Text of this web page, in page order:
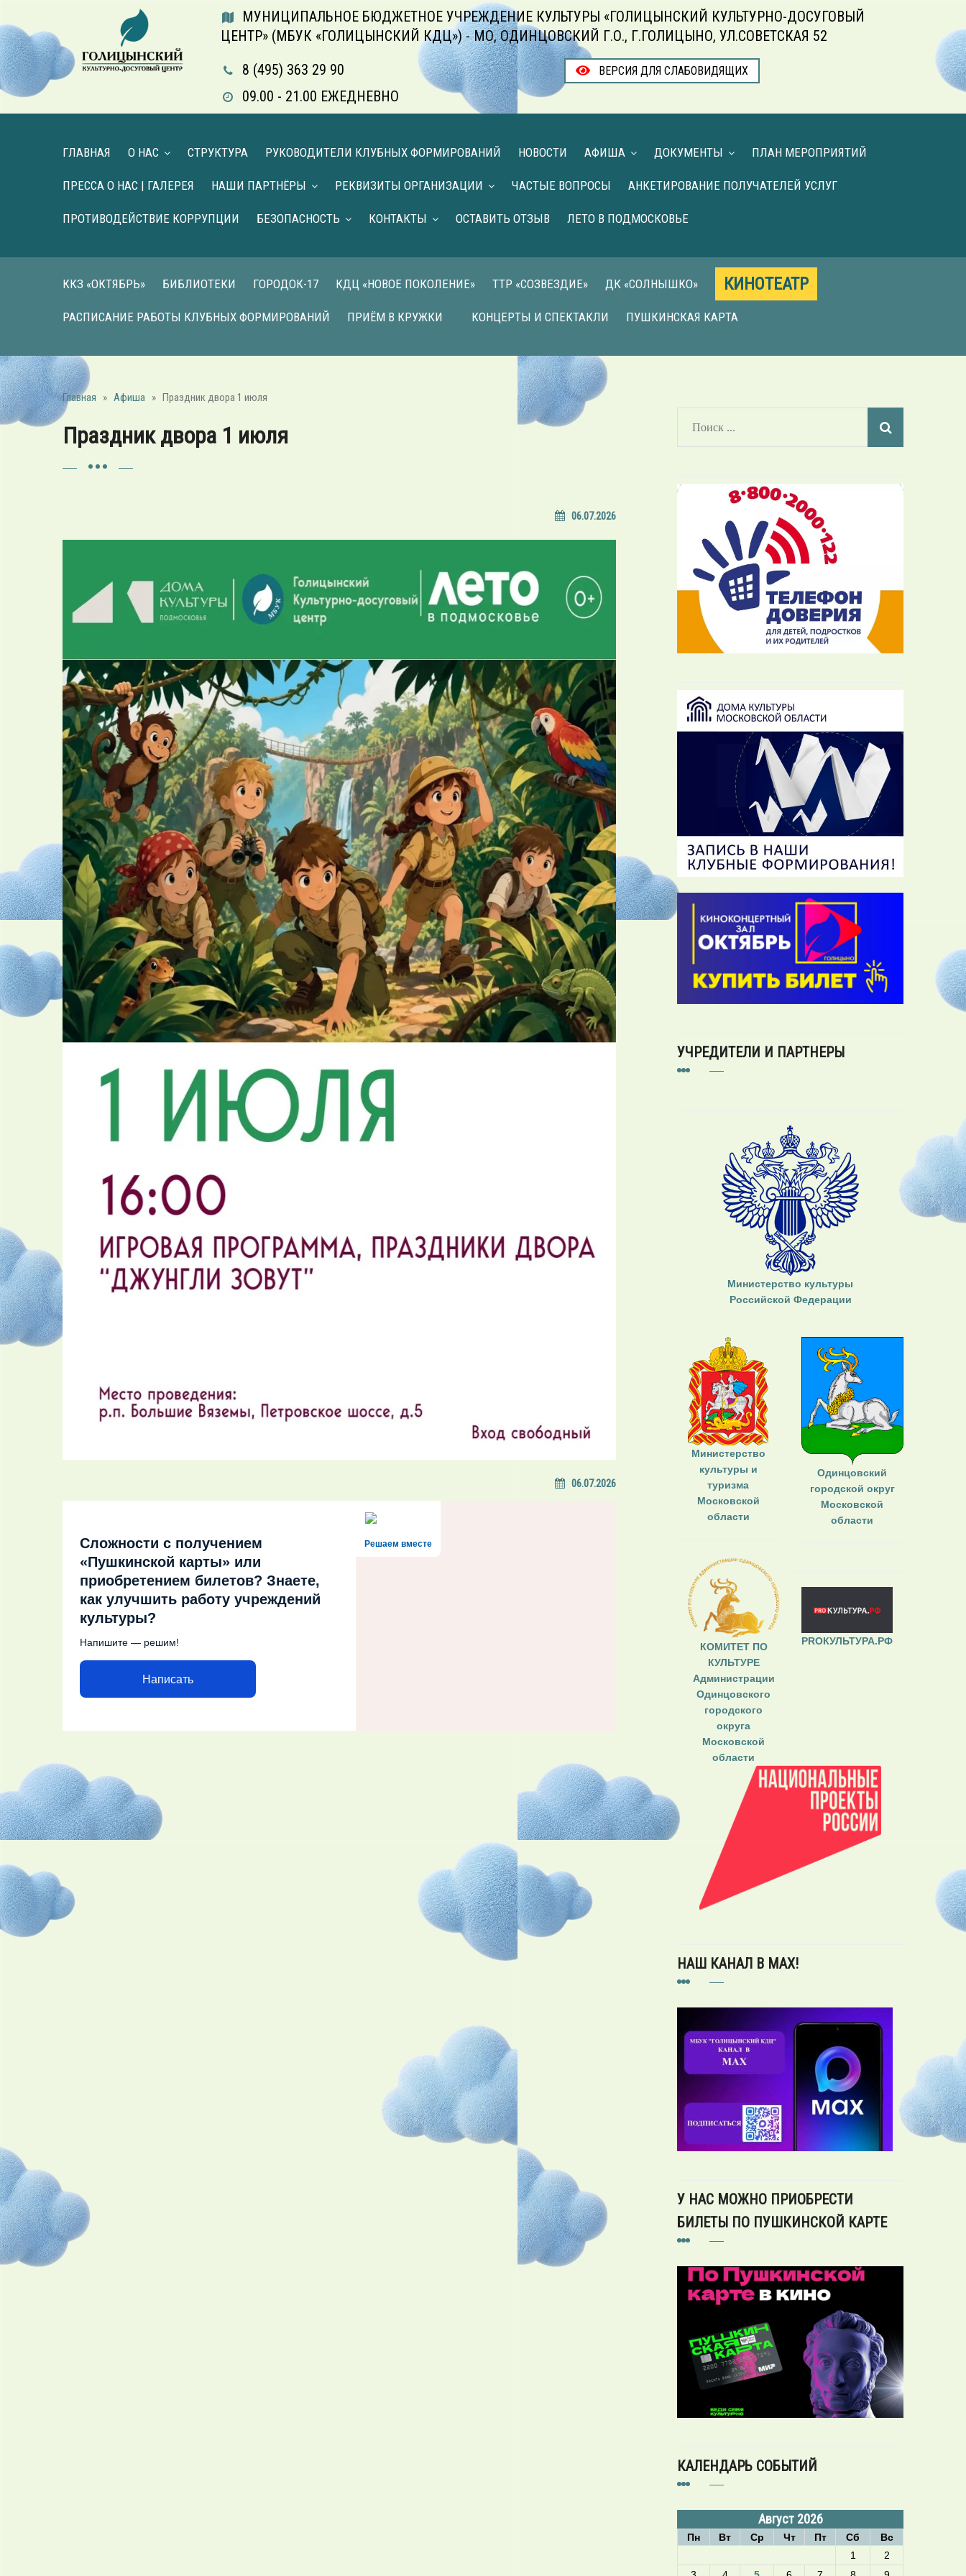
МУНИЦИПАЛЬНОЕ БЮДЖЕТНОЕ УЧРЕЖДЕНИЕ КУЛЬТУРЫ «ГОЛИЦЫНСКИЙ КУЛЬТУРНО-ДОСУГОВЫЙ
ЦЕНТР» (МБУК «ГОЛИЦЫНСКИЙ КДЦ») - МО, ОДИНЦОВСКИЙ Г.О., Г.ГОЛИЦЫНО, УЛ.СОВЕТСКАЯ 52
8 (495) 363 29 90
09.00 - 21.00 ЕЖЕДНЕВНО
ВЕРСИЯ ДЛЯ СЛАБОВИДЯЩИХ
ГЛАВНАЯ О НАС СТРУКТУРА РУКОВОДИТЕЛИ КЛУБНЫХ ФОРМИРОВАНИЙ НОВОСТИ АФИША ДОКУМЕНТЫ ПЛАН МЕРОПРИЯТИЙ
ПРЕССА О НАС | ГАЛЕРЕЯ НАШИ ПАРТНЁРЫ РЕКВИЗИТЫ ОРГАНИЗАЦИИ ЧАСТЫЕ ВОПРОСЫ АНКЕТИРОВАНИЕ ПОЛУЧАТЕЛЕЙ УСЛУГ
ПРОТИВОДЕЙСТВИЕ КОРРУПЦИИ БЕЗОПАСНОСТЬ КОНТАКТЫ ОСТАВИТЬ ОТЗЫВ ЛЕТО В ПОДМОСКОВЬЕ
ККЗ «ОКТЯБРЬ» БИБЛИОТЕКИ ГОРОДОК-17 КДЦ «НОВОЕ ПОКОЛЕНИЕ» ТТР «СОЗВЕЗДИЕ» ДК «СОЛНЫШКО» КИНОТЕАТР
РАСПИСАНИЕ РАБОТЫ КЛУБНЫХ ФОРМИРОВАНИЙ ПРИЁМ В КРУЖКИ КОНЦЕРТЫ И СПЕКТАКЛИ ПУШКИНСКАЯ КАРТА
Главная » Афиша » Праздник двора 1 июля
Праздник двора 1 июля
06.07.2026
06.07.2026
Решаем вместе
Сложности с получением
«Пушкинской карты» или
приобретением билетов? Знаете,
как улучшить работу учреждений
культуры?
Напишите — решим!
Написать
УЧРЕДИТЕЛИ И ПАРТНЕРЫ
Министерство культуры
Российской Федерации
Министерство
культуры и
туризма
Московской
области
Одинцовский
городской округ
Московской
области
КОМИТЕТ ПО
КУЛЬТУРЕ
Администрации
Одинцовского
городского
округа
Московской
области
PROКУЛЬТУРА.РФ
НАШ КАНАЛ В MAX!
У НАС МОЖНО ПРИОБРЕСТИ
БИЛЕТЫ ПО ПУШКИНСКОЙ КАРТЕ
КАЛЕНДАРЬ СОБЫТИЙ
Август 2026
Пн Вт Ср Чт Пт Сб
Вс
1
2